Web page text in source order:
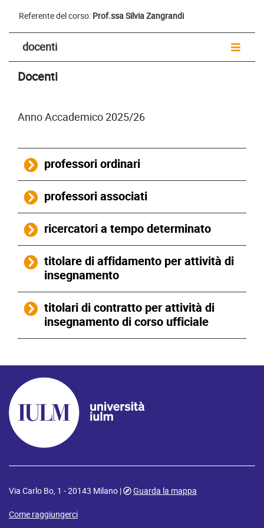
Referente del corso: Prof.ssa Silvia Zangrandi
docenti
Docenti
Anno Accademico 2025/26
professori ordinari
professori associati
ricercatori a tempo determinato
titolare di affidamento per attività di
insegnamento
titolari di contratto per attività di
insegnamento di corso ufficiale
Via Carlo Bo, 1 - 20143 Milano |
Guarda la mappa
Come raggiungerci